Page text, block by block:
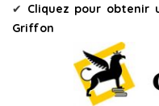
✔ Cliquez pour obtenir
Griffon